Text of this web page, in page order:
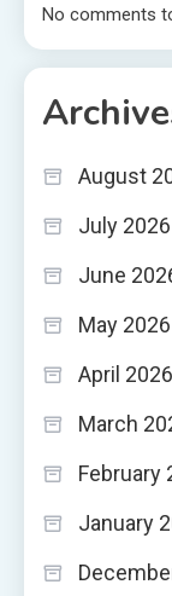
No comments
August
July 2026
June
May 2026
April 2026
March
February
January